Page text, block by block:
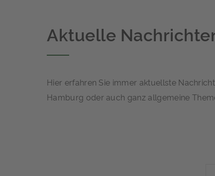
Aktuelle
Hier erfahren Sie immer aktuellste
Hamburg oder auch ganz allgemeine